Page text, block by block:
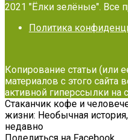
2021 "Ёлки зелёные". Все
Политика
Копирование статьи (или
материалов с этого сайта
активной гиперссылки на
Стаканчик кофе и
жизни: Необычная
недавно
Поделиться на Facebook